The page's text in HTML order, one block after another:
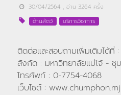
30/04/2564 , อ่าน 3264 ครั้ง
ด้านสัตว์
บริการวิชาการ
ติดต่อและสอบถามเพิ่มเติมได้ที่
สังกัด : มหาวิทยาลัยแม่โจ้ - ชุ
โทรศัพท์ : 0-7754-4068
เว็บไซต์ :